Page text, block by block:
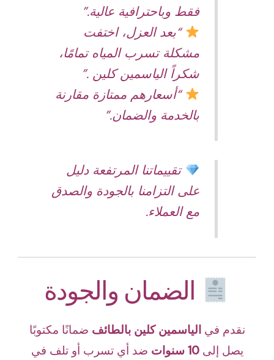
فقط وباحترافية عالية.”
“بعد العزل، اختفت
مشكلة تسرب المياه تمامًا،
شكراً الياسمين كلين .”
“أسعارهم ممتازة مقارنة
بالخدمة والضمان.”
تقييماتنا المرتفعة دليل
على التزامنا بالجودة والصدق
مع العملاء.
الضمان والجودة
نقدم فيالياسمين كلين بالطائف ضمانًا مكتوبًا
يصل إلى10 سنوات ضد أي تسرب أو تلف في